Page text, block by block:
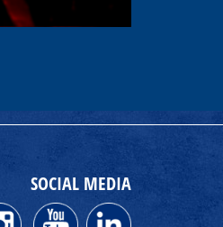
SOCIAL MEDIA